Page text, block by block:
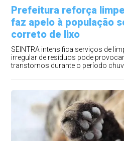
Prefeitura reforça
faz apelo à população
correto de lixo
SEINTRA intensifica serviços de
irregular de resíduos pode
transtornos durante o período